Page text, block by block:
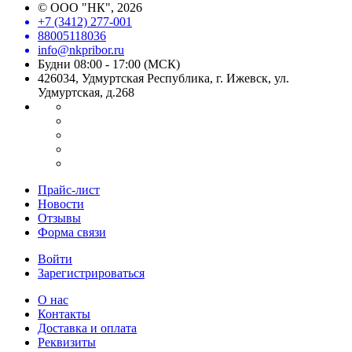
© ООО "НК", 2026
+7 (3412) 277-001
88005118036
info@nkpribor.ru
Будни 08:00 - 17:00 (МСК)
426034, Удмуртская Республика, г. Ижевск, ул.
Удмуртская, д.268
Прайс-лист
Новости
Отзывы
Форма связи
Войти
Зарегистрироваться
О нас
Контакты
Доставка и оплата
Реквизиты